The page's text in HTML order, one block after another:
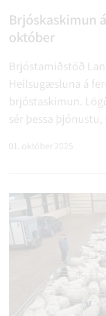
Brjóskaskimun
október
Brjóstamiðstöð
Heilsugæsluna á
brjóstaskimun.
sér þessa
greina
01. október 2025